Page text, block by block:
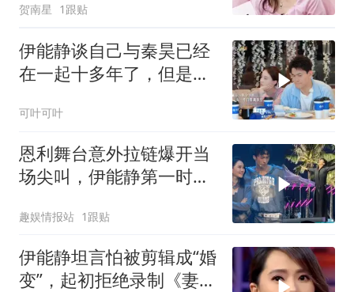
贺南星 1跟贴
伊能静谈自己与秦昊已经
在一起十多年了，但是每
可叶可叶
恩利舞台意外拉链爆开当
场尖叫，伊能静第一时间
友：这绝对是充话费送的
亲儿子
趣娱情报站 1跟贴
伊能静坦言怕被剪辑成“婚
变”，起初拒绝录制《妻子